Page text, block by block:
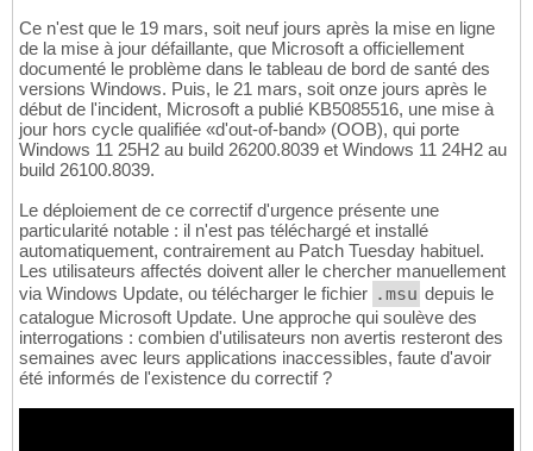
Ce n'est que le 19 mars, soit neuf jours après la mise en ligne
de la mise à jour défaillante, que Microsoft a officiellement
documenté le problème dans le tableau de bord de santé des
versions Windows. Puis, le 21 mars, soit onze jours après le
début de l'incident, Microsoft a publié KB5085516, une mise à
jour hors cycle qualifiée «d'out-of-band» (OOB), qui porte
Windows 11 25H2 au build 26200.8039 et Windows 11 24H2 au
build 26100.8039.
Le déploiement de ce correctif d'urgence présente une
particularité notable : il n'est pas téléchargé et installé
automatiquement, contrairement au Patch Tuesday habituel.
Les utilisateurs affectés doivent aller le chercher manuellement
via Windows Update, ou télécharger le fichier .msu depuis le
catalogue Microsoft Update. Une approche qui soulève des
interrogations : combien d'utilisateurs non avertis resteront des
semaines avec leurs applications inaccessibles, faute d'avoir
été informés de l'existence du correctif ?